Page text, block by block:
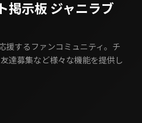
掲示板 ジャニラブ
援するファンコミュニティ。チ
達募集など様々な機能を提供し